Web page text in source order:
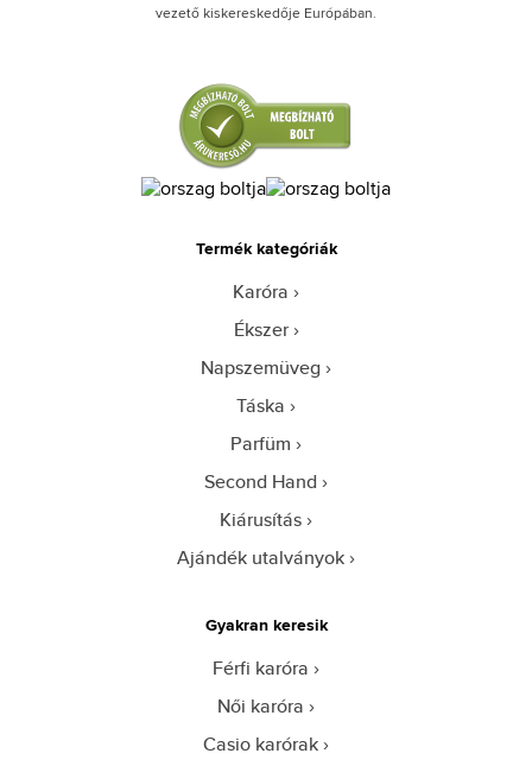
vezető kiskereskedője Európában.
Termék kategóriák
Karóra
Ékszer
Napszemüveg
Táska
Parfüm
Second Hand
Kiárusítás
Ajándék utalványok
Gyakran keresik
Férfi karóra
Női karóra
Casio karórak